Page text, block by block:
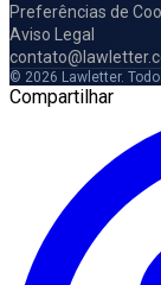
Preferências de
Aviso Legal
© 2026 Lawletter.
Compartilhar